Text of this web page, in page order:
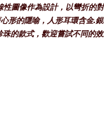
圖像作為設計，以彎折的
形的隱喻，人形耳環含金.銀.
的款式，歡迎嘗試不同的效